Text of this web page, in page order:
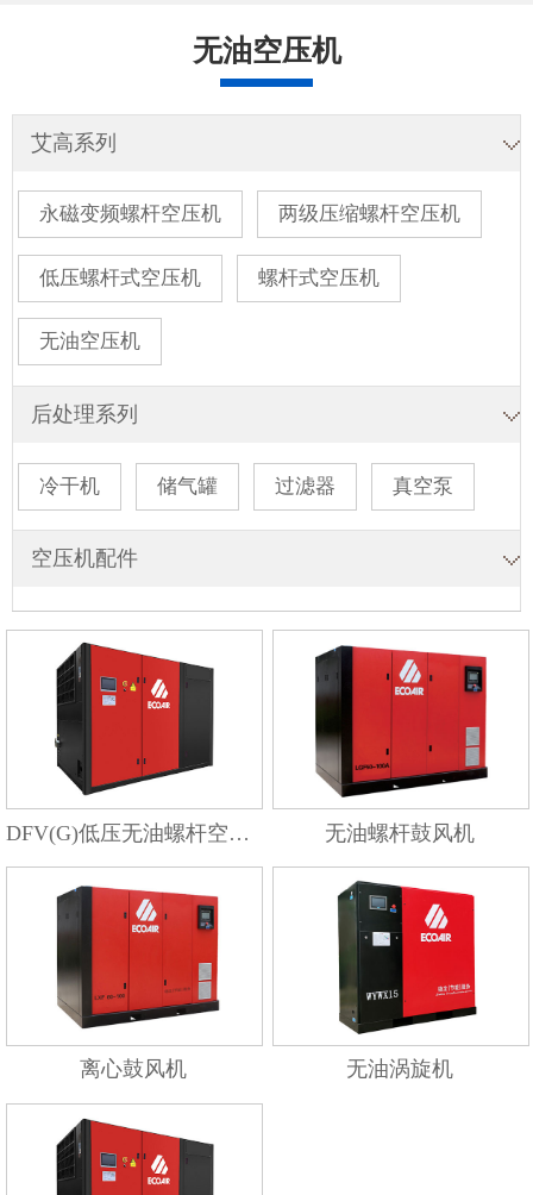
无油空压机
艾高系列
永磁变频螺杆空压机 两级压缩螺杆空压机
低压螺杆式空压机 螺杆式空压机
无油空压机
后处理系列
冷干机 储气罐 过滤器 真空泵
空压机配件
DFV(G)低压无油螺杆空压机 无油螺杆鼓风机
离心鼓风机 无油涡旋机